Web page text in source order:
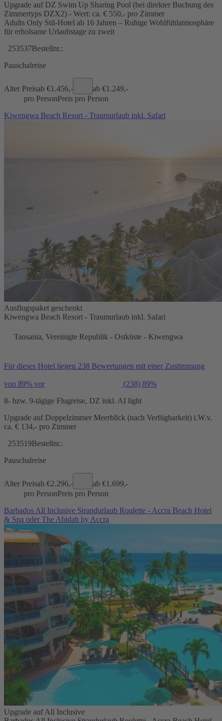
Upgrade auf DZ Swim Up Sharing Pool (bei direkter Buchung des
Zimmertyps DZX2) - Wert: ca. € 550,- pro Zimmer
Adults Only Stil-Hotel ab 16 Jahren – Ruhige Wohlfühlatmosphäre
für erholsame Urlaubstage zu zweit
253537Bestellnr.:
Pauschalreise
Alter Preisab €1.456,- ab €1.249,-
pro PersonPreis pro Person
Kiwengwa Beach Resort - Traumurlaub inkl. Safari
Ausflugspaket geschenkt
Kiwengwa Beach Resort - Traumurlaub inkl. Safari
Tansania, Vereinigte Republik - Ostküste - Kiwengwa
Für dieses Hotel liegen 238 Bewertungen mit einer Zustimmung
von 89% vor (238) 89%
8- bzw. 9-tägige Flugreise, DZ inkl. AI light
Upgrade auf Doppelzimmer Meerblick (nach Verfügbarkeit) i.W.v.
ca. € 134,- pro Zimmer
253519Bestellnr.:
Pauschalreise
Alter Preisab €2.296,- ab €1.699,-
pro PersonPreis pro Person
Barbados All Inclusive Strandurlaub Roulette - Accra Beach Hotel
& Spa oder The Abidah by Accra
Upgrade auf All Inclusive